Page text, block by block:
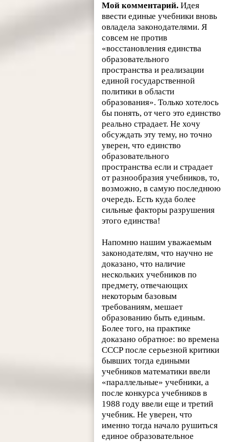
Мой комментарий. Идея
ввести единые учебники вновь
овладела законодателями. Я
совсем не против
«восстановления единства
образовательного
пространства и реализации
единой государственной
политики в области
образования». Только хотелось
бы понять, от чего это единство
реально страдает. Не хочу
обсуждать эту тему, но точно
уверен, что единство
образовательного
пространства если и страдает
от разнообразия учебников, то,
возможно, в самую последнюю
очередь. Есть куда более
сильные факторы разрушения
этого единства!
Напомню нашим уважаемым
законодателям, что научно не
доказано, что наличие
нескольких учебников по
предмету, отвечающих
некоторым базовым
требованиям, мешает
образованию быть единым.
Более того, на практике
доказано обратное: во времена
СССР после серьезной критики
бывших тогда едиными
учебников математики ввели
«параллельные» учебники, а
после конкурса учебников в
1988 году ввели еще и третий
учебник. Не уверен, что
именно тогда начало рушиться
единое образовательное